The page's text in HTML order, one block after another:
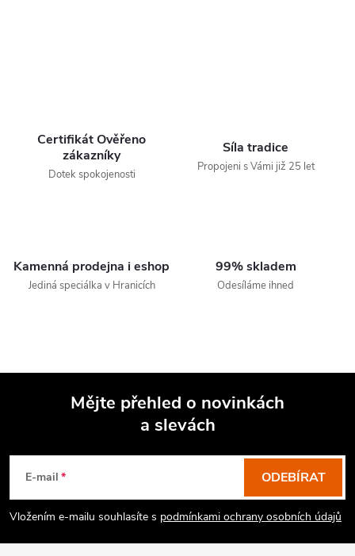
Certifikát Ověřeno
zákazníky
Dotek spokojenosti
Síla tradice
Propojeni s Vámi již 25 let
Kamenná prodejna i eshop
Jediná speciálka v Hranicích
99% skladem
Odesíláme ihned
Mějte přehled o novinkách
a slevách
E-mail
Vložením e-mailu souhlasíte s podmínkami ochrany osobních údajů
ODEBÍRAT